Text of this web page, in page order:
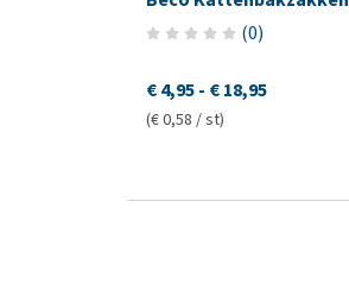
(0)
€ 4,95- € 18,95
(€ 0,58 / st)